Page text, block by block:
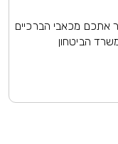
אתכם מכאבי הברכיים